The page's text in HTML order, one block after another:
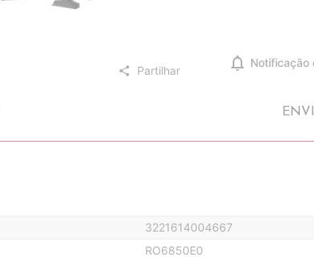
share Partilhar notifications Notificação
3221614004667
RO6850E0